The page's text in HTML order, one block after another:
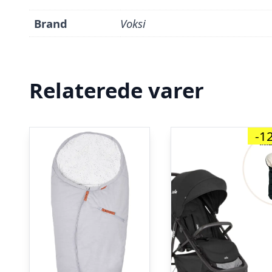
Brand Voksi
Relaterede varer
-